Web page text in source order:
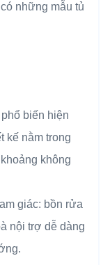
những mẫu tủ
biến hiện
kế nằm trong
không
giác: bồn rửa
nội trợ dễ dàng